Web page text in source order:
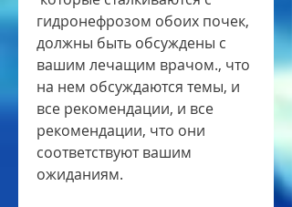
гидронефрозом обоих почек,
должны быть обсуждены с
вашим лечащим врачом., что
на нем обсуждаются темы, и
все рекомендации, и все
рекомендации, что они
соответствуют вашим
ожиданиям.